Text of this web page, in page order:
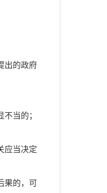
出的政府
当的；
应当决定
果的，可